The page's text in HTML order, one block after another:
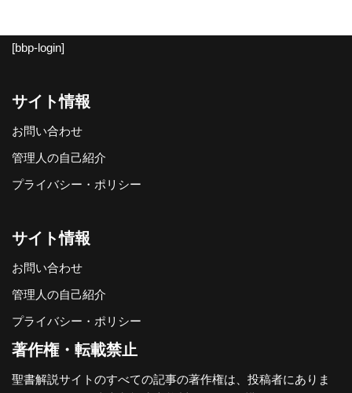
[bbp-login]
サイト情報
お問い合わせ
管理人の自己紹介
プライバシー・ポリシー
サイト情報
お問い合わせ
管理人の自己紹介
プライバシー・ポリシー
著作権・転載禁止
聖書解説サイトのすべての記事の著作権は、投稿者にありま